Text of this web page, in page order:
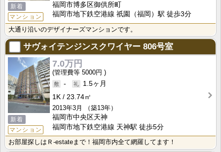
新着
マンション
福岡市博多区御供所町
福岡市地下鉄空港線 祇園（福岡）駅 徒歩3分
大通り沿いのデザイナーズマンションです。
サヴォイテンジンスクワイヤー 806号室
新着
マンション
7.0万円
5000円
-
1.5ヶ月
1K
23.74㎡
2013年3月
（築13年）
福岡市中央区天神
福岡市地下鉄空港線 天神駅 徒歩5分
お部屋探しはＲ-estateまで！福岡市内全て網羅してます！